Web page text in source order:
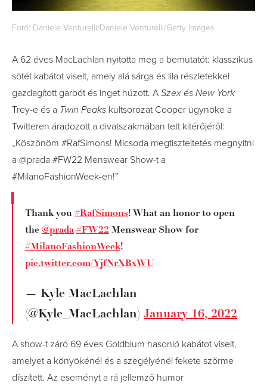
Fotó: Daniele Venturelli/Daniele Venturelli/Getty Images
A 62 éves MacLachlan nyitotta meg a bemutatót: klasszikus
sötét kabátot viselt, amely alá sárga és lila részletekkel
gazdagított garbót és inget húzott. A Szex és New York
Trey-e és a Twin Peaks kultsorozat Cooper ügynöke a
Twitteren áradozott a divatszakmában tett kitérőjéről:
„Köszönöm #RafSimons! Micsoda megtiszteltetés megnyitni
a @prada #FW22 Menswear Show-t a
#MilanoFashionWeek-en!”
Thank you #RafSimons! What an honor to open
the@prada#FW22 Menswear Show for
#MilanoFashionWeek!
pic.twitter.com/YjfNrXBxWU
— Kyle MacLachlan
(@Kyle_MacLachlan) January 16, 2022
A show-t záró 69 éves Goldblum hasonló kabátot viselt,
amelyet a könyökénél és a szegélyénél fekete szőrme
díszített. Az eseményt a rá jellemző humor